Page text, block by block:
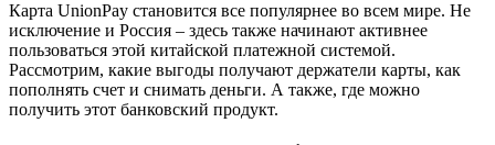
Карта UnionPay становится все популярнее во всем мире. Не
исключение и Россия – здесь также начинают активнее
пользоваться этой китайской платежной системой.
Рассмотрим, какие выгоды получают держатели карты, как
пополнять счет и снимать деньги. А также, где можно
получить этот банковский продукт.